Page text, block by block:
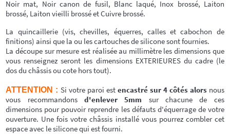
Noir mat, Noir canon de fusil, Blanc laqué, Inox brossé, Laiton
brossé, Laiton vieilli brossé et Cuivre brossé.
La quincaillerie (vis, chevilles, équerres, calles et cabochon de
finitions) ainsi que la ou les cartouches de silicone sont fournies.
La découpe sur mesure est réalisée au millimètre les dimensions que
vous renseignez seront les dimensions EXTERIEURES du cadre (le
dos du châssis ou cote hors tout).
ATTENTION :Si votre paroi est encastré sur 4 côtés alorsnous
vous recommandons d'enlever 5mm sur chacune de ces
dimensions pour pouvoir reprendre les défauts d'équerrage de votre
ouverture. Une fois votre châssis installé vous pourrez combler cet
espace avec le silicone qui est fourni.